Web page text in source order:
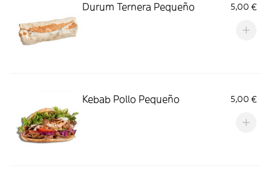
Durum Ternera Pequeño 5,00 €
Kebab Pollo Pequeño 5,00 €